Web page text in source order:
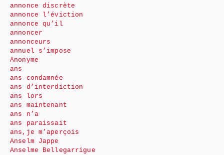
annonce discrète
annonce l’éviction
annonce qu’il
annoncer
annonceurs
annuel s’impose
Anonyme
ans
ans condamnée
ans d’interdiction
ans lors
ans maintenant
ans n’a
ans paraissait
ans,je m’aperçois
Anselm Jappe
Anselme Bellegarrigue